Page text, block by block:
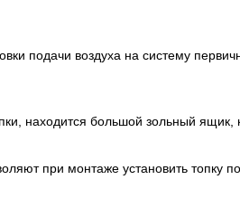
подачи воздуха на систему
находится большой зольный ящик,
при монтаже установить топку